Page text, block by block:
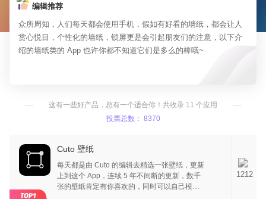
编辑推荐
众所周知，人们每天都会使用手机，假如有好看的墙纸，都会让人
赏心悦目，个性化的墙纸，锁屏更是会引起朋友们的注意，以下介
绍的墙纸类的 App 也许你都不知道它们是多么的棒哦~
这有一些好产品，总有一个适合你！共收录 11 个应用
投票总数： 8370
Cuto 壁纸
每天都是由 Cuto 的编辑去精选一张壁纸，更新
上到这个 App，连续 5 年不间断的更新，数千
张的壁纸肯定有你喜欢的，同时可以自己模糊
1212